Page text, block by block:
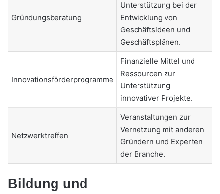
Gründungsberatung
Unterstützung bei der
Entwicklung von
Geschäftsideen und
Geschäftsplänen.
Innovationsförderprogramme
Finanzielle Mittel und
Ressourcen zur
Unterstützung
innovativer Projekte.
Netzwerktreffen
Veranstaltungen zur
Vernetzung mit anderen
Gründern und Experten
der Branche.
Bildung und